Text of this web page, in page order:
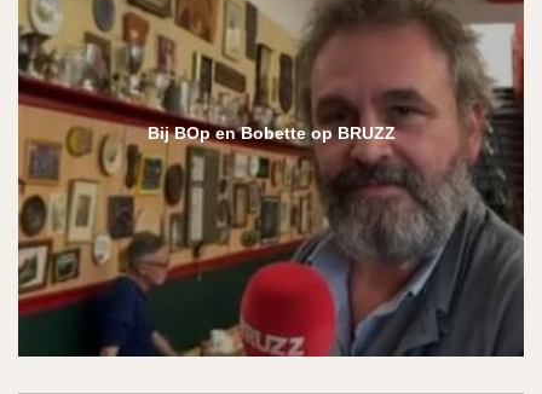
Bij BOp en Bobette op BRUZZ